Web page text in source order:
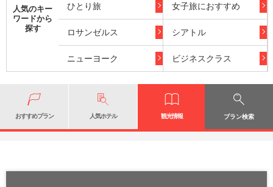
人気のキー
ワードから
探す
ひとり旅 女子旅におすすめ
ロサンゼルス シアトル
ニューヨーク ビジネスクラス
おすすめプラン 人気ホテル 観光情報 プラン検索